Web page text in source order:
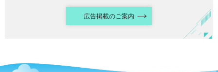
広告掲載のご案内